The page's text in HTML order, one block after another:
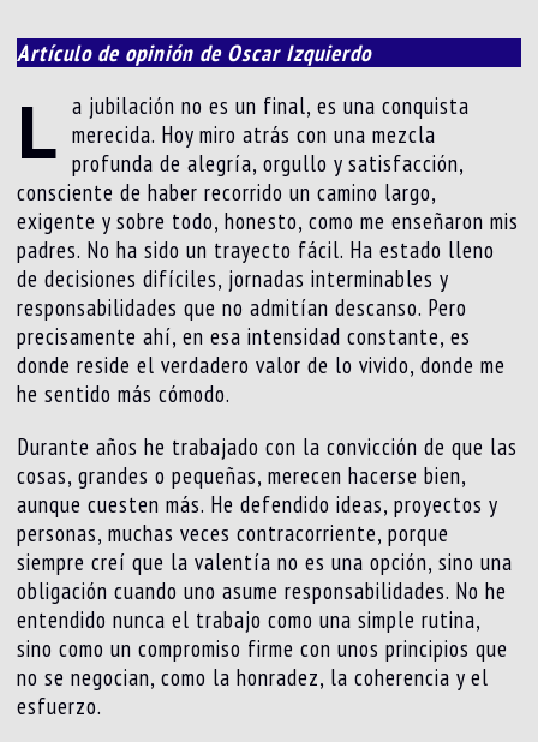
Artículo de opinión de Oscar Izquierdo
L a jubilación no es un final, es una conquista
merecida. Hoy miro atrás con una mezcla
profunda de alegría, orgullo y satisfacción,
consciente de haber recorrido un camino largo,
exigente y sobre todo, honesto, como me enseñaron mis
padres. No ha sido un trayecto fácil. Ha estado lleno
de decisiones difíciles, jornadas interminables y
responsabilidades que no admitían descanso. Pero
precisamente ahí, en esa intensidad constante, es
donde reside el verdadero valor de lo vivido, donde me
he sentido más cómodo.
Durante años he trabajado con la convicción de que las
cosas, grandes o pequeñas, merecen hacerse bien,
aunque cuesten más. He defendido ideas, proyectos y
personas, muchas veces contracorriente, porque
siempre creí que la valentía no es una opción, sino una
obligación cuando uno asume responsabilidades. No he
entendido nunca el trabajo como una simple rutina,
sino como un compromiso firme con unos principios que
no se negocian, como la honradez, la coherencia y el
esfuerzo.